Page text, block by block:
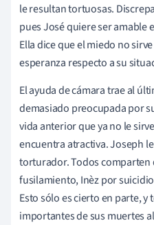
le resultan tortuosas.
pues José quiere ser amable
Ella dice que el miedo no
esperanza respecto a su
El ayuda de cámara trae al
demasiado preocupada por
vida anterior que ya no le
encuentra atractiva. Joseph
torturador. Todos
fusilamiento, Inèz por
Esto sólo es cierto en parte,
importantes de sus muertes